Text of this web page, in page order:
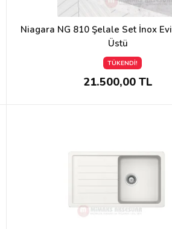
Niagara NG 810 Şelale Set İnox
Üstü
TÜKENDİ!
21.500,00 TL